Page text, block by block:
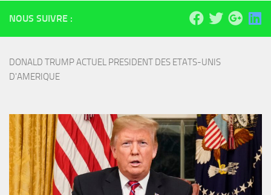
NOUS SUIVRE :
DONALD TRUMP ACTUEL PRESIDENT DES ETATS-UNIS
D'AMERIQUE